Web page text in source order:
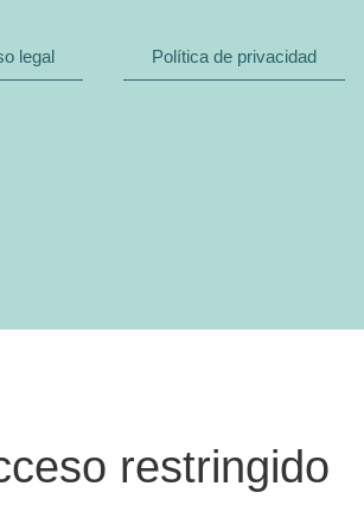
legal Política de privacidad
restringido